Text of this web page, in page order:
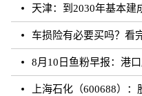
天津：到2030年基本建
车损险有必要买吗？
8月10日鱼粉早报：港
上海石化（600688）：股价成功